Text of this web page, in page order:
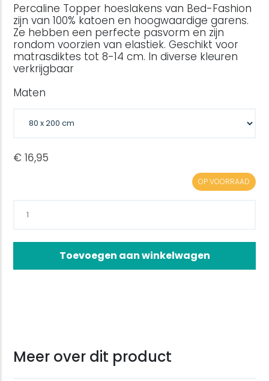
Percaline Topper hoeslakens van Bed-Fashion
zijn van 100% katoen en hoogwaardige garens.
Ze hebben een perfecte pasvorm en zijn
rondom voorzien van elastiek. Geschikt voor
matrasdiktes tot 8-14 cm. In diverse kleuren
verkrijgbaar
Maten
OP VOORRAAD
Toevoegen aan winkelwagen
Meer over dit product